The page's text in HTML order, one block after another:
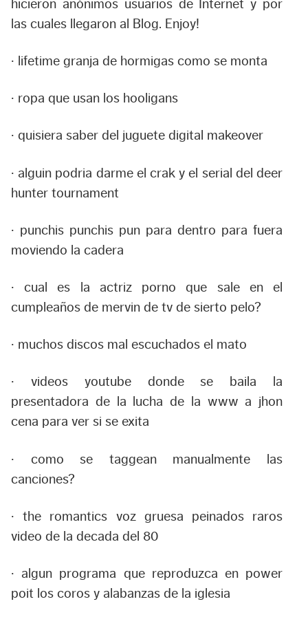
hicieron anónimos usuarios de Internet y por
las cuales llegaron al Blog. Enjoy!
· lifetime granja de hormigas como se monta
· ropa que usan los hooligans
· quisiera saber del juguete digital makeover
· alguin podria darme el crak y el serial del deer
hunter tournament
· punchis punchis pun para dentro para fuera
moviendo la cadera
· cual es la actriz porno que sale en el
cumpleaños de mervin de tv de sierto pelo?
· muchos discos mal escuchados el mato
· videos youtube donde se baila la
presentadora de la lucha de la www a jhon
cena para ver si se exita
· como se taggean manualmente las
canciones?
· the romantics voz gruesa peinados raros
video de la decada del 80
· algun programa que reproduzca en power
poit los coros y alabanzas de la iglesia